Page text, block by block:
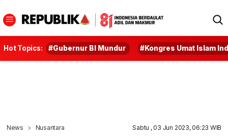
Hot Topics: #Gubernur BI Mundur #Kongres Umat Islam
News Nusantara Sabtu , 03 Jun 2023, 06:23 WIB